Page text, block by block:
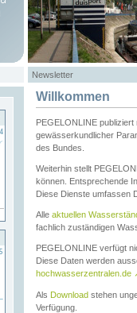
Newsletter
Willkommen
PEGELONLINE
gewässerkundlicher
des Bundes.
Weiterhin stellt
können. Entsprechende
Diese Dienste umfassen
Alle aktuellen
fachlich zuständigen
PEGELONLINE verfügt
Diese Daten werden
hochwasserzentralen.de
Als Download stehen
Verfügung.